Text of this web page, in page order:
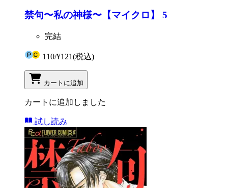
禁句〜私の神様〜【マイクロ】 5
完結
110/¥121(税込)
カートに追加
カートに追加しました
試し読み